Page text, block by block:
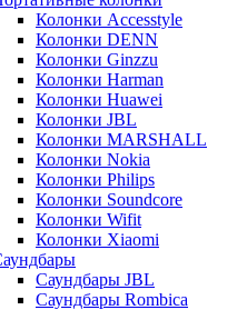
Колонки Accesstyle
Колонки DENN
Колонки Ginzzu
Колонки Harman
Колонки Huawei
Колонки JBL
Колонки MARSHALL
Колонки Nokia
Колонки Philips
Колонки Soundcore
Колонки Wifit
Колонки Xiaomi
Саундбары JBL
Саундбары Rombica